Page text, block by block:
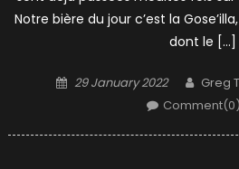
Notre bière du jour c’est la
dont le […]
Posted
29 January 2022 Author
Greg
Comment(0)